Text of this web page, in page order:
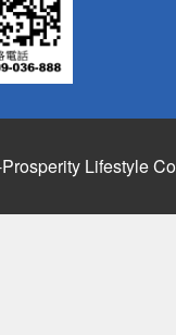
Lifestyle